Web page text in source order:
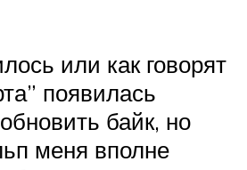
или как говорят
появилась
байк, но
меня вполне